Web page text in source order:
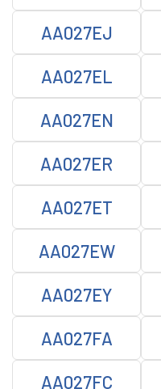
AA027EJ
AA027EL
AA027EN
AA027ER
AA027ET
AA027EW
AA027EY
AA027FA
AA027FC